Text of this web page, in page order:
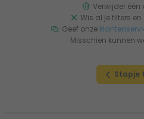
Verwijder één
Wis al je filters
Geef onze
Misschien kunnen
Stapje